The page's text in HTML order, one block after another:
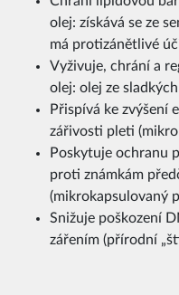
olej: získává se ze
má protizánětlivé
Vyživuje, chrání a
olej: olej ze
Přispívá ke zvýšení
zářivosti pleti
Poskytuje ochranu
proti známkám
(mikrokapsulovaný
Snižuje poškození
zářením (přírodní